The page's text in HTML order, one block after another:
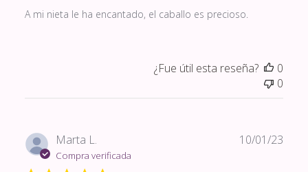
A mi nieta le ha encantado, el caballo es precioso.
¿Fue útil esta reseña?
0
0
Marta L.
Compra verificada
10/01/23